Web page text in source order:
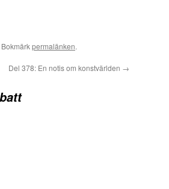
Bokmärkpermalänken.
Del 378: En notis om konstvärlden →